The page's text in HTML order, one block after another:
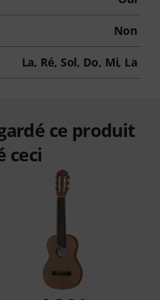
Non
La, Ré, Sol, Do, Mi, La
ce produit
ceci